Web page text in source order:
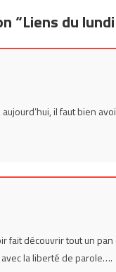
“Liens du
il faut bien
fait découvrir tout un
la liberté de parole….